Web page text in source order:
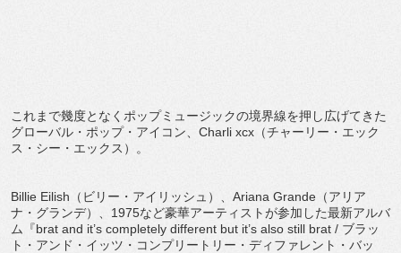
これまで幾度となくポップミュージックの境界線を押し広げてきた
グローバル・ポップ・アイコン、Charli xcx（チャーリー・エック
ス・シー・エックス）。
Billie Eilish（ビリー・アイリッシュ）、Ariana Grande（アリア
ナ・グランデ）、1975など豪華アーティストが参加した最新アルバ
ム『brat and it’s completely different but it’s also still brat / ブラッ
ト・アンド・イッツ・コンプリートリー・ディファレント・バッ